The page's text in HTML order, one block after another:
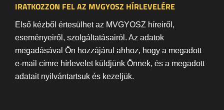
IRATKOZZON FEL AZ MVGYOSZ HÍRLEVELÉRE
Első kézből értesülhet az MVGYOSZ híreiről,
eseményeiről, szolgáltatásairól. Az adatok
megadásával Ön hozzájárul ahhoz, hogy a megadott
e-mail címre hírlevelet küldjünk Önnek, és a megadott
adatait nyilvántartsuk és kezeljük.